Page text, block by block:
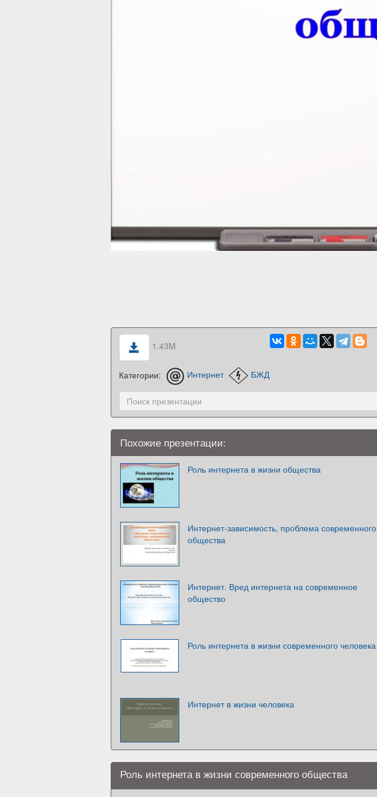
1.43M
Категории: Интернет БЖД
Похожие презентации:
Роль интернета в жизни общества
Интернет-зависимость, проблема современного
общества
Интернет. Вред интернета на современное
общество
Роль интернета в жизни современного человека
Интернет в жизни человека
Роль интернета в жизни современного общества